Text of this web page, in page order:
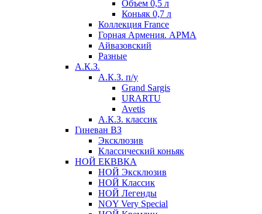
Объем 0,5 л
Коньяк 0,7 л
Коллекция France
Горная Армения. АРМА
Айвазовский
Разные
А.К.З.
А.К.З. п/у
Grand Sargis
URARTU
Avetis
А.К.З. классик
Гиневан ВЗ
Эксклюзив
Классический коньяк
НОЙ ЕКВВКА
НОЙ Эксклюзив
НОЙ Классик
НОЙ Легенды
NOY Very Speсial